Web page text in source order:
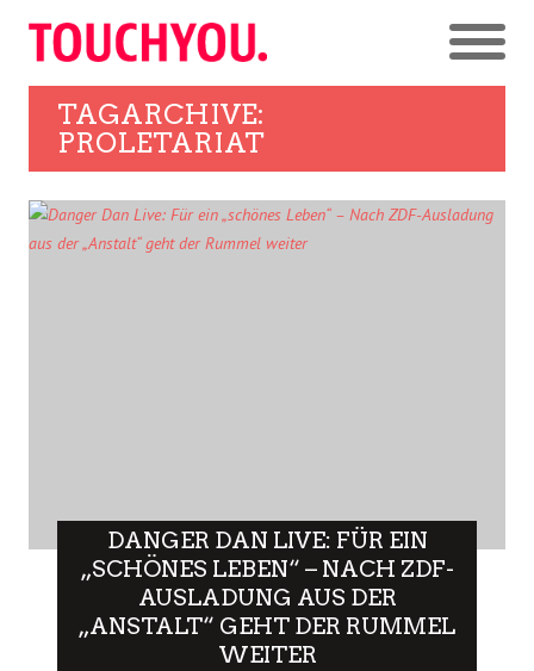
TAGARCHIVE:
PROLETARIAT
DANGER DAN LIVE: FÜR EIN
„SCHÖNES LEBEN“ – NACH ZDF-
AUSLADUNG AUS DER
„ANSTALT“ GEHT DER RUMMEL
WEITER